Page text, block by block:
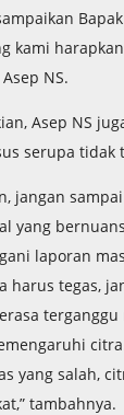
kami
NS.
Asep NS
serupa tidak
jangan
yang
laporan
harus tegas,
yang salah,
tambahnya.